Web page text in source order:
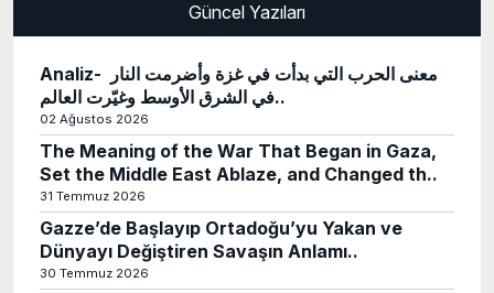
Güncel Yazıları
Analiz- معنى الحرب التي بدأت في غزة وأضرمت النار
في الشرق الأوسط وغيّرت العالم..
02 Ağustos 2026
The Meaning of the War That Began in Gaza,
Set the Middle East Ablaze, and Changed th..
31 Temmuz 2026
Gazze’de Başlayıp Ortadoğu’yu Yakan ve
Dünyayı Değiştiren Savaşın Anlamı..
30 Temmuz 2026